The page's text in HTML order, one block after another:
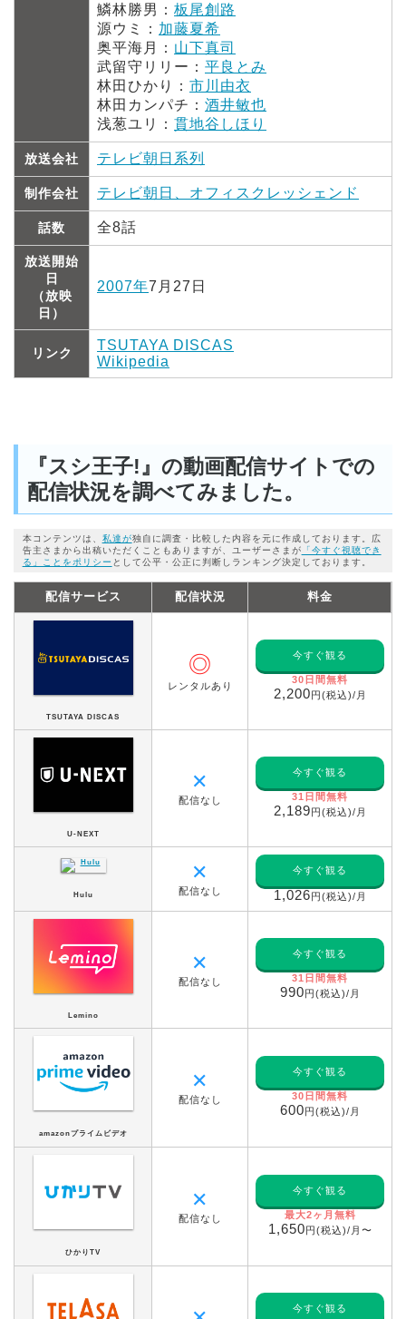
鱗林勝男： 板尾創路
源ウミ： 加藤夏希
奥平海月： 山下真司
武留守リリー： 平良とみ
林田ひかり： 市川由衣
林田カンパチ： 酒井敏也
浅葱ユリ： 貫地谷しほり
放送会社 テレビ朝日系列
制作会社 テレビ朝日、オフィスクレッシェンド
話数 全8話
放送開始
日
（放映
日）
2007年7月27日
リンク
TSUTAYA DISCAS
Wikipedia
『スシ王子!』の動画配信サイトでの
配信状況を調べてみました。
本コンテンツは、 私達が独自に調査・比較した内容を元に作成しております。広
告主さまから出稿いただくこともありますが、ユーザーさまが 「今すぐ視聴でき
る」ことをポリシー として公平・公正に判断しランキング決定しております。
配信サービス 配信状況 料金
TSUTAYA DISCAS
◎
レンタルあり
今すぐ観る
30日間無料
2,200円(税込)/月
U-NEXT
✕
配信なし
今すぐ観る
31日間無料
2,189円(税込)/月
Hulu
✕
配信なし
今すぐ観る
1,026円(税込)/月
Lemino
✕
配信なし
今すぐ観る
31日間無料
990円(税込)/月
amazonプライムビデオ
✕
配信なし
今すぐ観る
30日間無料
600円(税込)/月
ひかりTV
✕
配信なし
今すぐ観る
最大2ヶ月無料
1,650円(税込)/月〜
今すぐ観る